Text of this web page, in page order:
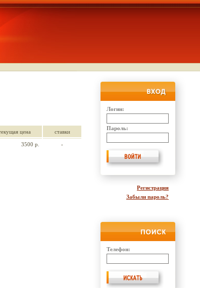
цена ставки
3500 р. -
Логин:
Пароль:
Регистрация
Забыли пароль?
Телефон: